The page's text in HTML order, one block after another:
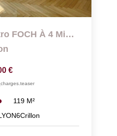
T5 Lyon 6 Crillon Métro FOCH À 4 Minutes
€
119 M²